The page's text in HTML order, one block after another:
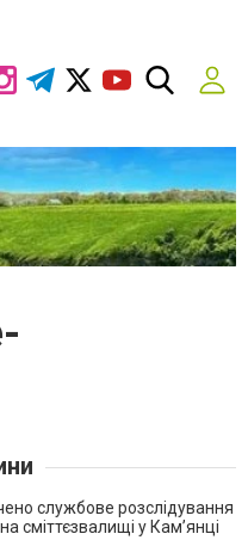
службове розслідування
сміттєзвалищі у Кам’янці